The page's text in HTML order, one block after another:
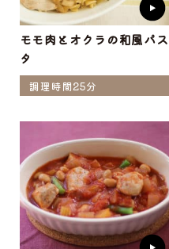
モモ肉とオクラの和風パス
タ
調理時間25分